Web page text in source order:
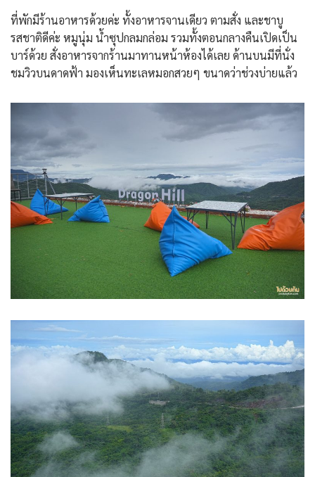
ที่พักมีร้านอาหารด้วยค่ะ ทั้งอาหารจานเดียว ตามสั่ง และชาบู
รสชาติดีค่ะ หมูนุ่ม น้ำซุปกลมกล่อม รวมทั้งตอนกลางคืนเปิดเป็น
บาร์ด้วย สั่งอาหารจากร้านมาทานหน้าห้องได้เลย ด้านบนมีที่นั่ง
ชมวิวบนดาดฟ้า มองเห็นทะเลหมอกสวยๆ ขนาดว่าช่วงบ่ายแล้ว